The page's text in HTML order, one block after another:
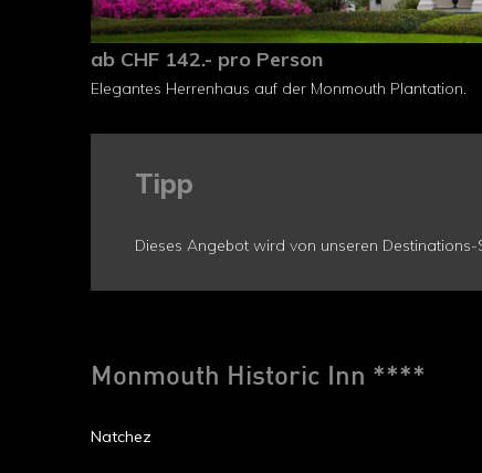
ab CHF 142.- pro Person
Elegantes Herrenhaus auf der Monmouth Plantation.
Tipp
Dieses Angebot wird von unseren
Monmouth Historic Inn ****
Natchez